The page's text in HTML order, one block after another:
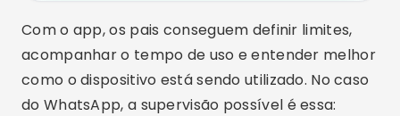
Com o app, os pais conseguem definir limites,
acompanhar o tempo de uso e entender melhor
como o dispositivo está sendo utilizado. No caso
do WhatsApp, a supervisão possível é essa: